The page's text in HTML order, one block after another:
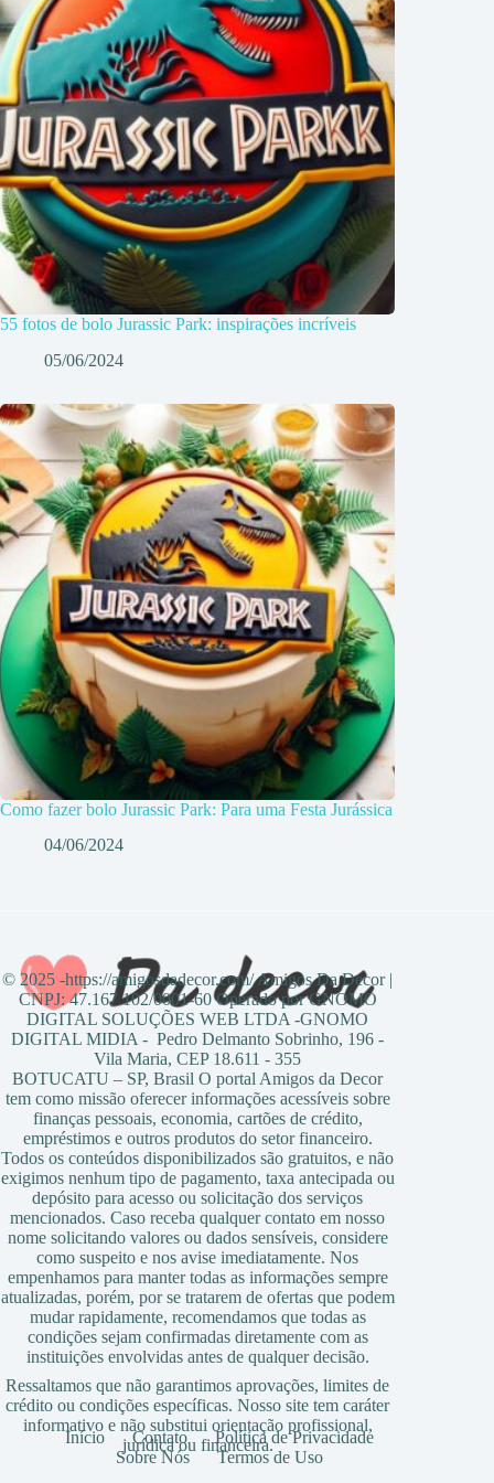
55 fotos de bolo Jurassic Park: inspirações incríveis
05/06/2024
Como fazer bolo Jurassic Park: Para uma Festa Jurássica
04/06/2024
© 2025 -https://amigosdadecor.com/ Amigos Da Decor |
CNPJ: 47.167.102/0001-60 Operado por GNOMO
DIGITAL SOLUÇÕES WEB LTDA -GNOMO
DIGITAL MIDIA - Pedro Delmanto Sobrinho, 196 -
Vila Maria, CEP 18.611 - 355
BOTUCATU – SP, Brasil O portal Amigos da Decor
tem como missão oferecer informações acessíveis sobre
finanças pessoais, economia, cartões de crédito,
empréstimos e outros produtos do setor financeiro.
Todos os conteúdos disponibilizados são gratuitos, e não
exigimos nenhum tipo de pagamento, taxa antecipada ou
depósito para acesso ou solicitação dos serviços
mencionados. Caso receba qualquer contato em nosso
nome solicitando valores ou dados sensíveis, considere
como suspeito e nos avise imediatamente. Nos
empenhamos para manter todas as informações sempre
atualizadas, porém, por se tratarem de ofertas que podem
mudar rapidamente, recomendamos que todas as
condições sejam confirmadas diretamente com as
instituições envolvidas antes de qualquer decisão.
Ressaltamos que não garantimos aprovações, limites de
crédito ou condições específicas. Nosso site tem caráter
informativo e não substitui orientação profissional,
jurídica ou financeira.
Início Contato
Política de Privacidade
Sobre Nós
Termos de Uso